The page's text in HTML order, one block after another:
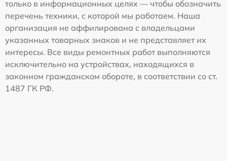
только в информационных целях — чтобы обозначить
перечень техники, с которой мы работаем. Наша
организация не аффилирована с владельцами
указанных товарных знаков и не представляет их
интересы. Все виды ремонтных работ выполняются
исключительно на устройствах, находящихся в
законном гражданском обороте, в соответствии со ст.
1487 ГК РФ.